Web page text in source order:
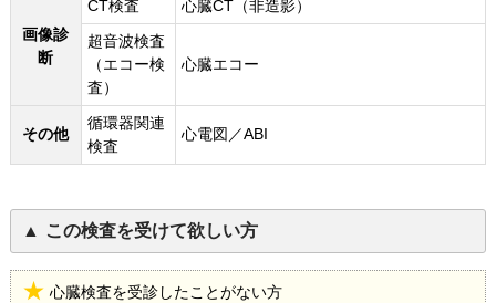
画像診
断
CT検査
心臓CT（非造影）
超音波検査
（エコー検
査）
心臓エコー
その他
循環器関連
検査
心電図／ABI
この検査を受けて欲しい方
心臓検査を受診したことがない方